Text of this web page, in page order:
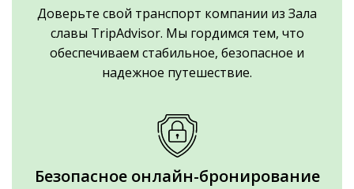
Доверьте свой транспорт компании из Зала
славы TripAdvisor. Мы гордимся тем, что
обеспечиваем стабильное, безопасное и
надежное путешествие.
Безопасное онлайн-бронирование